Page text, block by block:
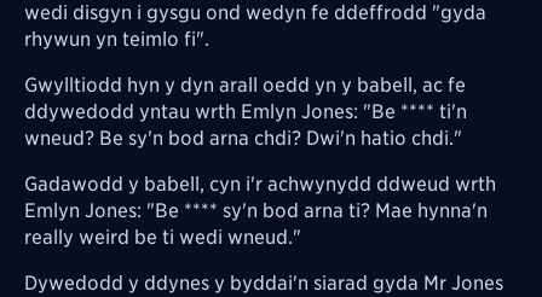
wedi disgyn i gysgu ond wedyn fe ddeffrodd "gyda
rhywun yn teimlo fi".
Gwylltiodd hyn y dyn arall oedd yn y babell, ac fe
ddywedodd yntau wrth Emlyn Jones: "Be **** ti'n
wneud? Be sy'n bod arna chdi? Dwi'n hatio chdi."
Gadawodd y babell, cyn i'r achwynydd ddweud wrth
Emlyn Jones: "Be **** sy'n bod arna ti? Mae hynna'n
really weird be ti wedi wneud."
Dywedodd y ddynes y byddai'n siarad gyda Mr Jones